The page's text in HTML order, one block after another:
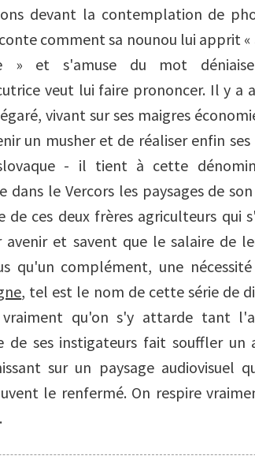
devant la contemplation de
comment sa nounou lui apprit «
» et s'amuse du mot
veut lui faire prononcer. Il y a
vivant sur ses maigres
un musher et de réaliser enfin ses
- il tient à cette
dans le Vercors les paysages de
de ces deux frères agriculteurs qui
avenir et savent que le salaire de
qu'un complément, une
, tel est le nom de cette série de
vraiment qu'on s'y attarde tant
de ses instigateurs fait souffler un
sur un paysage audiovisuel
le renfermé. On respire